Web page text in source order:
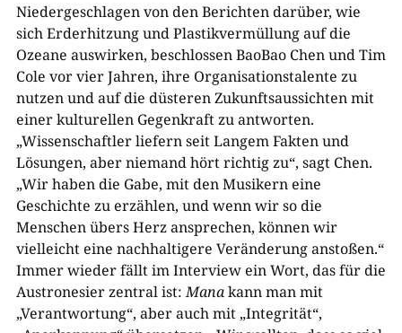
Niedergeschlagen von den Berichten darüber, wie
sich Erderhitzung und Plastikvermüllung auf die
Ozeane auswirken, beschlossen BaoBao Chen und Tim
Cole vor vier Jahren, ihre Organisationstalente zu
nutzen und auf die düsteren Zukunftsaussichten mit
einer kulturellen Gegenkraft zu antworten.
„Wissenschaftler liefern seit Langem Fakten und
Lösungen, aber niemand hört richtig zu“, sagt Chen.
„Wir haben die Gabe, mit den Musikern eine
Geschichte zu erzählen, und wenn wir so die
Menschen übers Herz ansprechen, können wir
vielleicht eine nachhaltigere Veränderung anstoßen.“
Immer wieder fällt im Interview ein Wort, das für die
Austronesier zentral ist:Manakann man mit
„Verantwortung“, aber auch mit „Integrität“,